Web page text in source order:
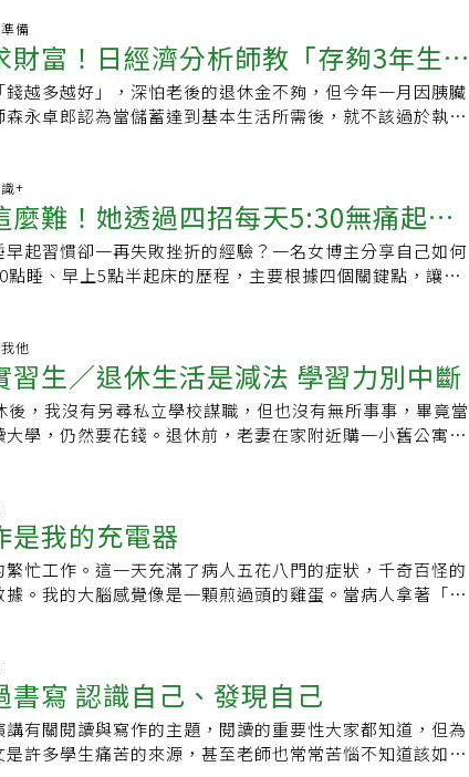
兩房一廳的小家庭，實在擠不出一個合適的空間擺放書
。現在兒子已經是小學三年級，平常都在客廳的暖桌上寫
母眼前學習，家長也更容易陪他一起檢查、指導，反而營
環境。放棄大浴巾 洗衣的壓力大減以前習慣使用大浴巾，
悶臭味，而且收納空間也省下不少，優點多多。「總有一
的衣服果斷丟棄吧過去Kana家的衣服堆得滿滿的，有些衣服
或是才穿過幾次，因而捨不得丟，於是衣服越積越多。但經
那些掛在衣櫥裡一年、甚至兩年都沒穿的衣服，從來都不會
定決心，大量捨棄那些「看起來好像有價值，但實際不會
一新許多生活中「應該要有」的東西，當勇敢地放手後，才
、更順心。把物品減到只剩「真正需要」的那些，不僅讓
事務更有效率。
攀上高位，也不想沈溺消費文化，她相信自己可以在緬因
非傳統的生活方式。養雞並不能降低雞蛋成本尼爾森說，像
養雞開始，雞是「入門款」，因為體積小、容易飼養，且
到人照顧。如今，雞比以往更受歡迎，隨著蛋價飆升，人
隻雞，就可以得到「免費雞蛋」。問題是，養雞其實是獲
在春、夏下蛋，有時整個冬天都毫無貢獻，且很容易遭到
脅。尼爾森夫婦飼養的其他動物也有類似問題。為了取得
而每年他們的奈及利亞矮山羊都會生下一到五隻小羊，因
擴大，便需賣掉牠們，但問題是附近每個農民都有山羊寶
是可行的。她花了很多年才接受農場生活的現實，夏天用
市賣的很容易，但到了冬天，老是吃儲存的根莖類與醃菜
使被視為「自力更生運動之父」的亨利·梭羅（Henry
他在瓦爾登湖（Walden Pond）過著「自給自足」生活
洗衣服；而在佛蒙特州森林居住20年的經濟學者斯科特·尼
程中學習到，這樣的生活更像是在清晨為生病的羊注射藥
爬起來燒柴。持續增加的待辦事項，讓他們覺得每有一點
要做；為了跟上進度而不斷工作，讓他們少有餘暇去做其
友聚會或知性的休閒活動。尼爾森指出，她認識的一些農
生，想靠土地生活的浪漫願景，只是一種幻想。今天，尼
的農場，有個花園和幾隻山羊，但他們既不飼養也不擠
寵物。尼爾森說，他們在農場真正學到的不是如何自給自
現實間取得平衡；最重要的是，讓她知道拒絕一種制度並
是選擇了一種不同的勞動方式。
備
財富！日經濟分析師教「存夠3年生活
錢真正意義
越多越好」，深怕老後的退休金不夠，但今年一月因胰臟
永卓郎認為當儲蓄達到基本生活所需後，就不該過於執著
一直被周圍的人認為小氣又吝嗇，他開始節儉的契機並非
已。40年前他花2680萬日圓在東京近郊買了一棟二手獨棟
300萬日圓，房貸利率高達7%，扣除貸款後，每個月只剩下
出生，一家三口靠著6萬日圓的收入，日子過得相當拮据。
略：極端節儉，以及兼職寫作賺外快。隨著寫作工作逐漸
一的選擇就是默默接受；如果有一定的存款，至少能做到
全。另外人生中還有更多突如其來的風險，例如父母需要
職場需要進修新技術等，這些情況都需要金錢來應對。森
意義：存夠基本的錢，並非為了奢侈享樂，而是為了擁有
擁有10億日圓，他們會想辦法讓它變成20億；擁有20億，
擁有100億後，又會想將其擴大到1000億。但事實上，1億
人一輩子不必工作、10億日圓可以讓子女無需為生計煩惱、
子輩都過上無需勞動的生活。然而「金錢成癮」的人，卻會
的財富。究竟存多少錢才算足夠？森永一直以來的觀點
。這就是存款所扮演的「緩衝墊」角色。值得注意的是，
指的是生活費，而非收入的三年份。如果日常生活習慣節
低限度的基本支出，那麼所需的存款額度也會相對減少。
只需100萬日圓生活，那麼他只需要存300萬日圓，便能達
+
麼難！她透過四招每天5:30無痛起床
提升
起習慣卻一再失敗挫折的經驗？一名女博主分享自己如何
睡、早上5點半起床的歷程，主要根據四個關鍵點，讓自己
的關鍵點養成早起習慣後，對人生效率得到了極大的提
很常加班的人來說，透過早起擺脫了時間貧困的感覺。夢
12點進入一個低效模式，如果是在唸書會很睏，學習效率
工作一天，大腦傾向跟自己說你已經很累了，晚上是需要
劇，一開始只想看到11點半，但是一般會延長半個小時過
用效率很低，甚至開始產生負面作用，還會產生錯誤性的
工作之外的時間和利用效率，既然10點之後效率很低，那
，沒有任何人打擾，而且在經過一個晚上的休息之後，整
考能力更強。她提出四個培養早起的具體執行方法：第
般是1.5個小時，也就是最好睡夠整數個睡眠周期，比如6
有時候即使睡很久，但是醒來依舊覺得很累，因為很可能是
的中間時段醒來。她會根據晚上的睡眠時間調整早起時間，
起來。二、循序漸進達成目標想要早起必須要先早睡，從早
一天強制早起之後，當晚自然比平時更容易睏，那麽再輔
他
習生／退休生活是減法 學習力別中斷
後，我沒有另尋私立學校謀職，但也沒有無所事事，畢竟當
學，仍然要花錢。退休前，老妻在家附近購一小舊公寓當
般民眾有距離。因此我立志在書房學習用散文或報導文學
到各報刊。十年終有成，我出版了《愛上圖書館》、《迷
在圖書館放入了文學類書架上。因為喜歡閱讀，退休後十年
，參加該館舉辦的「好書大家讀」青少年優良圖書的評審
座。其實參加好書評審，我也可以向許多青少年文學專家
慢跑等運動，只留半天去書房閱讀、寫作，下午從事走
古蹟等較休閒的活動，因為「老兵雖然還未死，仍然要逐
，要採取減法，慢慢減去一些活動，但學習力不要中斷就
是我的充電器
忙工作。這一天充滿了病人五花八門的症狀，千奇百怪的
。我的大腦感覺像是一顆煎過頭的雞蛋。當病人拿著「谷
告訴我，人終必一死。這一切終將消失。我還要在這樣的意
需要放鬆。但喝下第三杯咖啡也無濟於事，去加勒比海度
拿起一支筆。經年累月，寫作對我來說是一種解藥，健保不
沒錯，僅僅是將我對這一天的想法寫在紙上，就能成為抵禦
需要的就是一些真實的句子。一旦寫出來，所有的笨拙都
書寫 認識自己、發現自己
有關閱讀與寫作的主題，閱讀的重要性大家都知道，但為
許多學生痛苦的來源，甚至老師也常常苦惱不知道該如何